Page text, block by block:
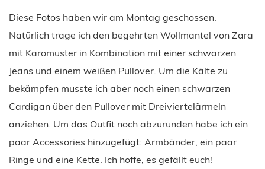
Diese Fotos haben wir am Montag geschossen.
Natürlich trage ich den begehrten Wollmantel von Zara
mit Karomuster in Kombination mit einer schwarzen
Jeans und einem weißen Pullover. Um die Kälte zu
bekämpfen musste ich aber noch einen schwarzen
Cardigan über den Pullover mit Dreiviertelärmeln
anziehen. Um das Outfit noch abzurunden habe ich ein
paar Accessories hinzugefügt: Armbänder, ein paar
Ringe und eine Kette. Ich hoffe, es gefällt euch!